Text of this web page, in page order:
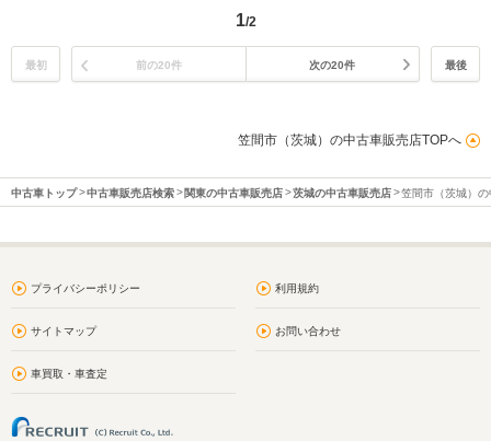
1/2
最初 前の20件 次の20件 最後
笠間市（茨城）の中古車販売店TOPへ
中古車トップ 中古車販売店検索 関東の中古車販売店 茨城の中古車販売店 笠間市（茨城）
プライバシーポリシー 利用規約
サイトマップ お問い合わせ
車買取・車査定